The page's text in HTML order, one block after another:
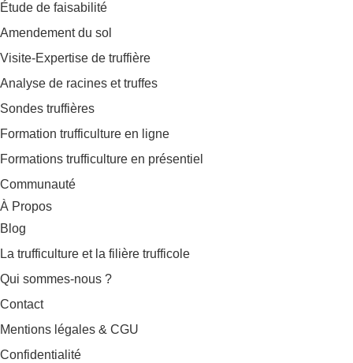
Étude de faisabilité
Amendement du sol
Visite-Expertise de truffière
Analyse de racines et truffes
Sondes truffières
Formation trufficulture en ligne
Formations trufficulture en présentiel
Communauté
À Propos
Blog
La trufficulture et la filière trufficole
Qui sommes-nous ?
Contact
Mentions légales & CGU
Confidentialité